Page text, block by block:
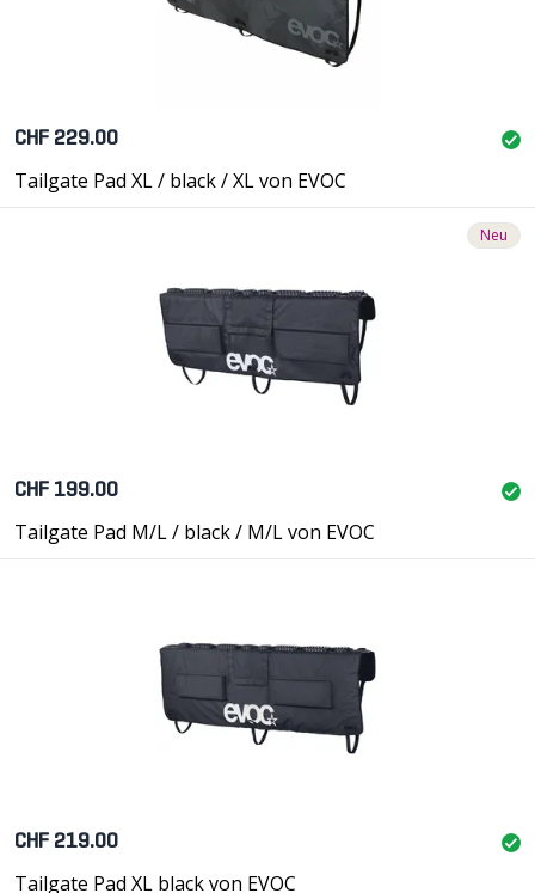
CHF 229.00
Tailgate Pad XL / black / XL von EVOC
Neu
CHF 199.00
Tailgate Pad M/L / black / M/L von EVOC
CHF 219.00
Tailgate Pad XL black von EVOC